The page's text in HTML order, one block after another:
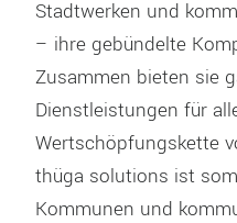
Stadtwerken und
– ihre gebündelte
Zusammen bieten sie
Dienstleistungen für
Wertschöpfungskette
thüga solutions ist
Kommunen und